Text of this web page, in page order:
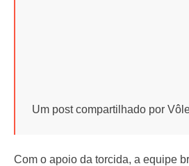
Um post compartilhado por
Com o apoio da torcida, a equipe